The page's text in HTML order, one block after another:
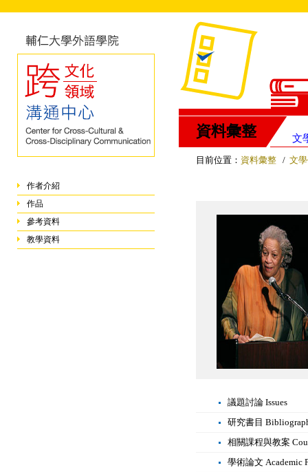
作者介紹
作品
參考資料
教學資料
資料彙整 文
目前位置： 資料彙整 / 文
議題討論 Issues
研究書目
相關課程與教案
學術論文 Academic